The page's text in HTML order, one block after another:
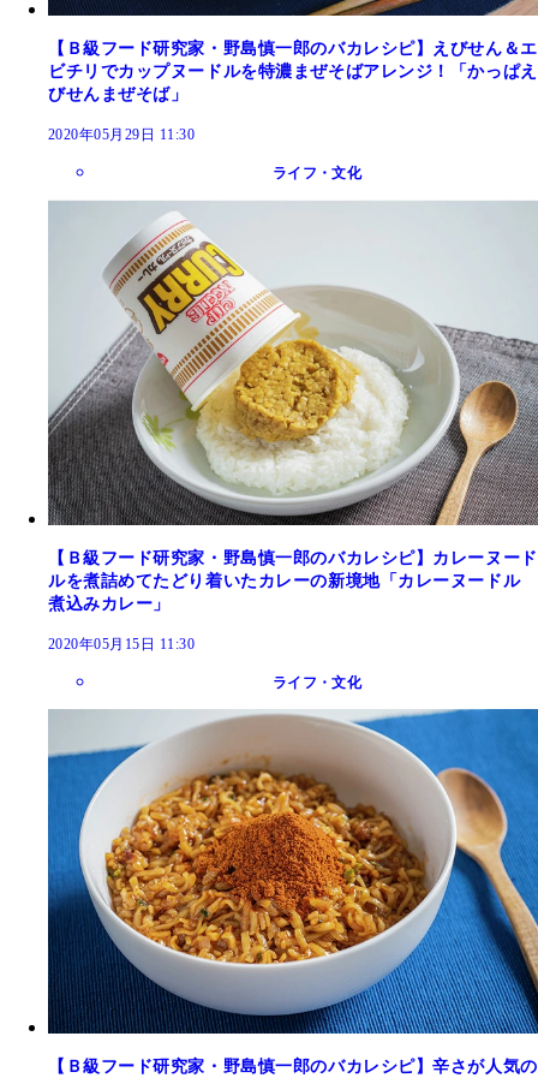
【Ｂ級フード研究家・野島慎一郎のバカレシピ】えびせん＆エ
ビチリでカップヌードルを特濃まぜそばアレンジ！「かっぱえ
びせんまぜそば」
2020年05月29日 11:30
ライフ・文化
【Ｂ級フード研究家・野島慎一郎のバカレシピ】カレーヌード
ルを煮詰めてたどり着いたカレーの新境地「カレーヌードル
煮込みカレー」
2020年05月15日 11:30
ライフ・文化
【Ｂ級フード研究家・野島慎一郎のバカレシピ】辛さが人気の